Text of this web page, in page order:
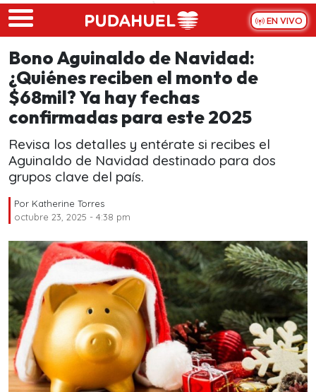
Skip to main content
EN VIVO
Bono Aguinaldo de Navidad:
¿Quiénes reciben el monto de
$68mil? Ya hay fechas
confirmadas para este 2025
Revisa los detalles y entérate si recibes el
Aguinaldo de Navidad destinado para dos
grupos clave del país.
Por Katherine Torres
octubre 23, 2025 - 4:38 pm